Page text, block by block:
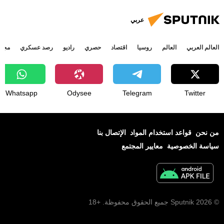
عربي
العالم العربي العالم روسيا اقتصاد حصري راديو رصد عسكري
Twitter
Telegram
Odysee
Whatsapp
من نحن قواعد استخدام المواد
الإتصال بنا
سياسة الخصوصية
معايير المجتمع
© 2026 Sputnik جميع الحقوق محفوظة. +18